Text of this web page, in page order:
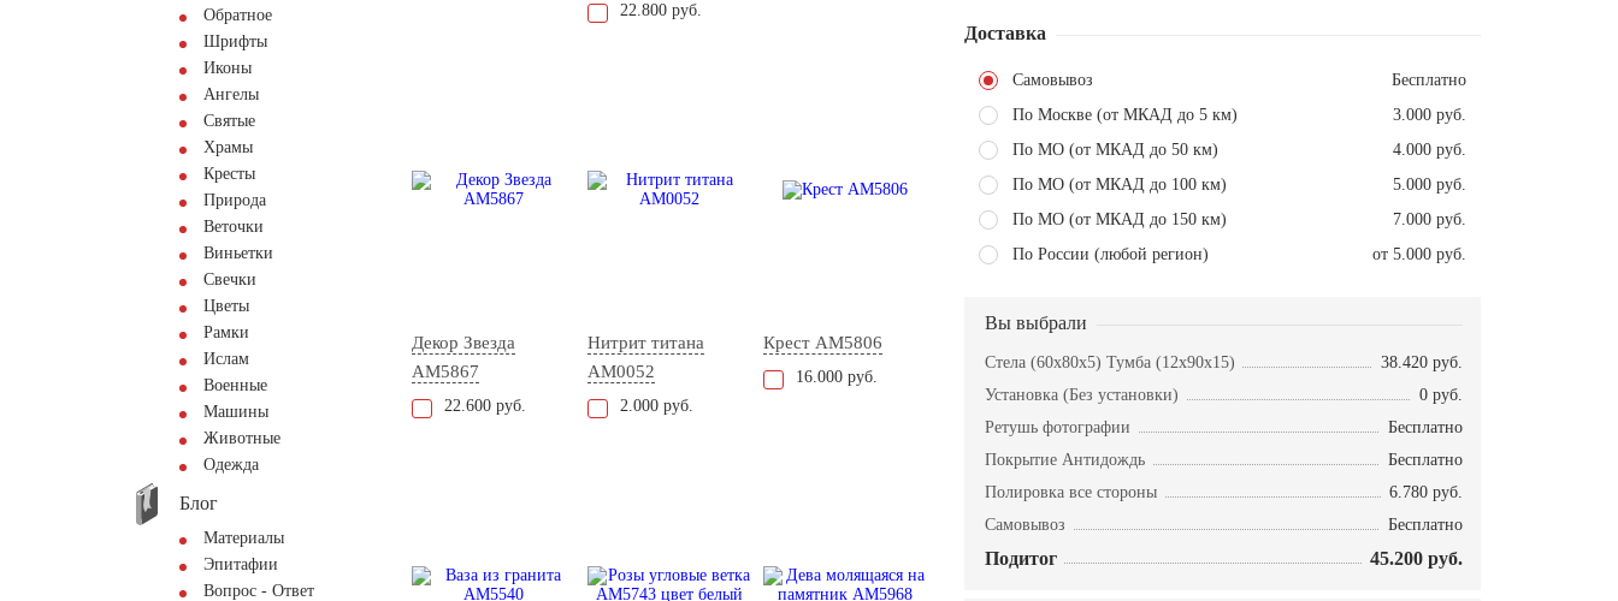
Обратное
Шрифты
Иконы
Ангелы
Святые
Храмы
Кресты
Природа
Веточки
Виньетки
Свечки
Цветы
Рамки
Ислам
Военные
Машины
Животные
Одежда
Блог
Материалы
Эпитафии
Вопрос - Ответ
22.800 руб.
Декор Звезда
AM5867
22.600 руб.
Нитрит титана
AM0052
2.000 руб.
Крест AM5806
16.000 руб.
Доставка
Самовывоз
Бесплатно
По Москве (от МКАД до 5 км)
3.000 руб.
По МО (от МКАД до 50 км)
4.000 руб.
По МО (от МКАД до 100 км)
5.000 руб.
По МО (от МКАД до 150 км)
7.000 руб.
По России (любой регион)
от 5.000 руб.
Вы выбрали
Стела (60x80x5) Тумба (12x90x15)
38.420 руб.
Установка (Без установки)
0 руб.
Ретушь фотографии
Бесплатно
Покрытие Антидождь
Бесплатно
Полировка все стороны
6.780 руб.
Самовывоз
Бесплатно
Подитог 45.200 руб.